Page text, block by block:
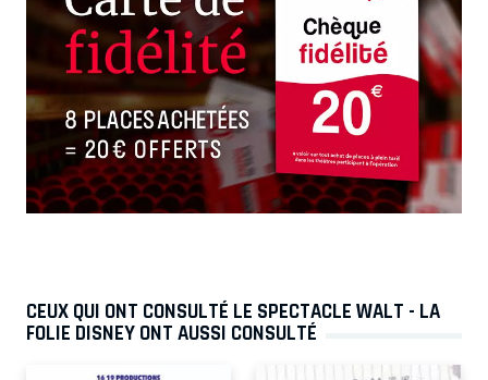
CEUX QUI ONT CONSULTÉ LE SPECTACLE WALT - LA
FOLIE DISNEY ONT AUSSI CONSULTÉ